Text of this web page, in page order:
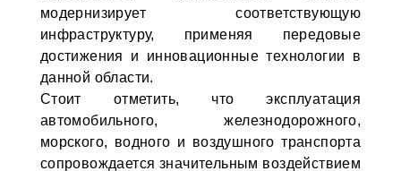
модернизирует соответствующую
инфраструктуру, применяя передовые
достижения и инновационные технологии в
данной области.
Стоит отметить, что эксплуатация
автомобильного, железнодорожного,
морского, водного и воздушного транспорта
сопровождается значительным воздействием